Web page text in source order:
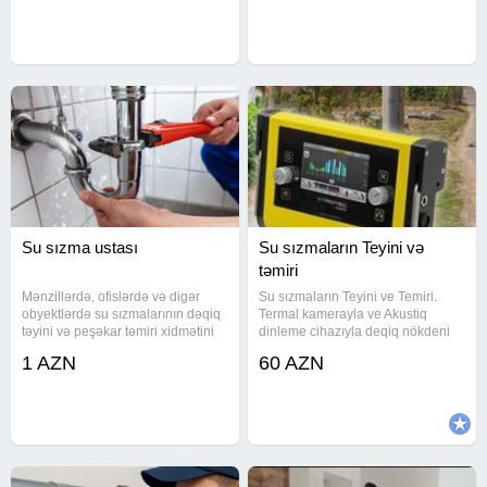
Su sızma ustası
Mənzillərdə, ofislərdə və digər
obyektlərdə su sızmalarının dəqiq
təyini və peşəkar təmiri xidmətini
texnologiyalardan istifadə edərək,
1 AZN
Su sızmaların Teyini və
təmiri
Su sızmaların Teyini ve Temiri.
Termal kamerayla ve Akustiq
dinleme cihazıyla deqiq nökdeni
60 AZN